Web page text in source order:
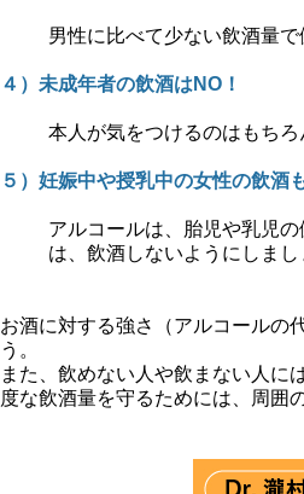
男性に比べて少ない飲酒量
４）未成年者の飲酒はNO！
本人が気をつけるのはもち
５）妊娠中や授乳中の女性の飲酒
アルコールは、胎児や乳児
は、飲酒しないようにしまし
お酒に対する強さ（アルコールの
う。
また、飲めない人や飲まない人に
度な飲酒量を守るためには、周囲